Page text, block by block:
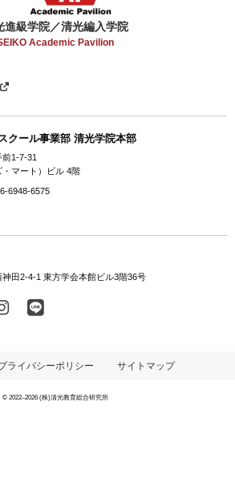
進級学院／清光編入学院
Academic Pavilion
クール事業部 清光学院本部
1-7-31
マート）ビル 4階
6948-6575
田2-4-1 東方学会本館ビル3階36号
ライバシーポリシー サイトマップ
© 2022–2026 (株)清光教育総合研究所